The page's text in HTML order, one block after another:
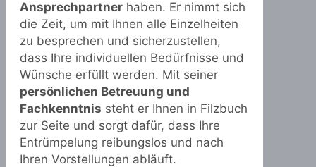
Ansprechpartner haben. Er nimmt sich
die Zeit, um mit Ihnen alle Einzelheiten
zu besprechen und sicherzustellen,
dass Ihre individuellen Bedürfnisse und
Wünsche erfüllt werden. Mit seiner
persönlichen Betreuung und
Fachkenntnis steht er Ihnen in Filzbuch
zur Seite und sorgt dafür, dass Ihre
Entrümpelung reibungslos und nach
Ihren Vorstellungen abläuft.